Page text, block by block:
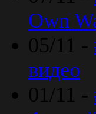
Own
05/11 -
видео
01/11 -